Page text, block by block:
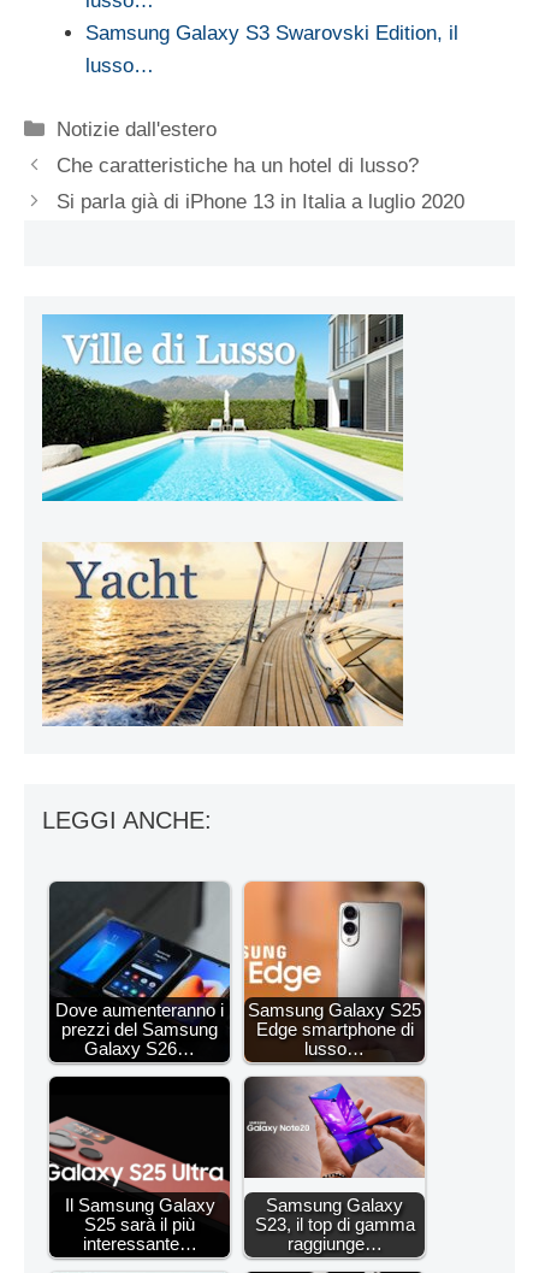
Samsung Galaxy S3 Swarovski Edition, il
lusso…
Categorie
Notizie dall'estero
Che caratteristiche ha un hotel di lusso?
Si parla già di iPhone 13 in Italia a luglio 2020
LEGGI ANCHE:
Dove aumenteranno i
prezzi del Samsung
Galaxy S26…
Samsung Galaxy S25
Edge smartphone di
lusso…
Il Samsung Galaxy
S25 sarà il più
interessante…
Samsung Galaxy
S23, il top di gamma
raggiunge…